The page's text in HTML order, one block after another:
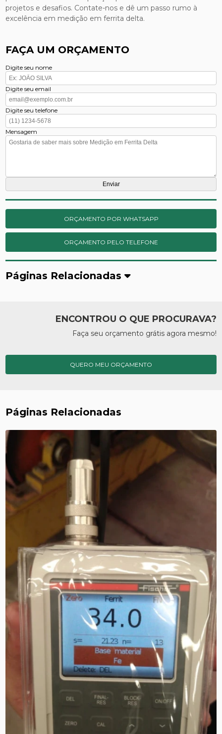
projetos e desafios. Contate-nos e dê um passo rumo à
excelência em medição em ferrita delta.
FAÇA UM ORÇAMENTO
Digite seu nome
Digite seu email
Digite seu telefone
Mensagem
ORÇAMENTO POR WHATSAPP
ORÇAMENTO PELO TELEFONE
Páginas Relacionadas
ENCONTROU O QUE PROCURAVA?
Faça seu orçamento grátis agora mesmo!
QUERO MEU ORÇAMENTO
Páginas Relacionadas